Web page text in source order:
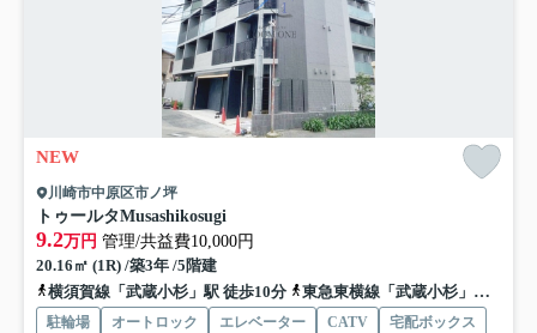
NEW
川崎市中原区市ノ坪
トゥールタMusashikosugi
9.2万円 管理/共益費10,000円
20.16㎡ (1R) /築3年 /5階建
横須賀線「武蔵小杉」駅 徒歩10分
東急東横線「武蔵小杉」駅 徒歩13分
駐輪場 オートロック エレベーター CATV
宅配ボックス